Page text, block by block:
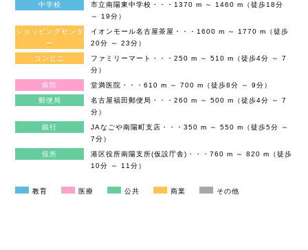
中学校
市立南陽東中学校・・・1370 m ～ 1460 m（徒歩18分
～ 19分）
ショッピングセンタ
ー
イオンモール名古屋茶屋・・・1600 m ～ 1770 m（徒歩
20分 ～ 23分）
コンビニ
ファミリーマート・・・250 m ～ 510 m（徒歩4分 ～ 7
分）
病院
堂満医院・・・610 m ～ 700 m（徒歩8分 ～ 9分）
郵便局
名古屋福田郵便局・・・260 m ～ 500 m（徒歩4分 ～ 7
分）
銀行
JAなごや南陽町支店・・・350 m ～ 550 m（徒歩5分 ～
7分）
役所
港区役所南陽支所(仮設庁舎)・・・760 m ～ 820 m（徒歩
10分 ～ 11分）
教育 医療 公共 商業 その他